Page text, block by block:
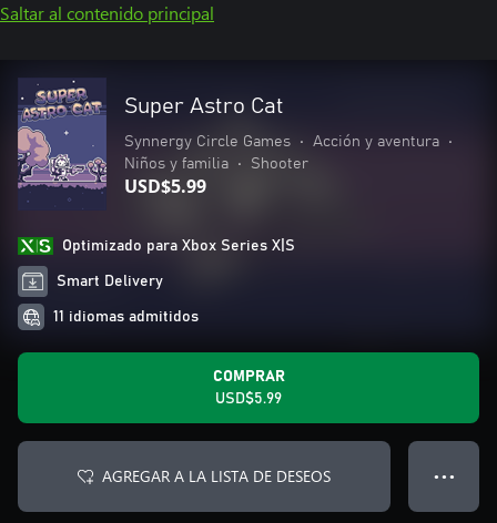
Saltar al contenido principal
Super Astro Cat
Synnergy Circle Games • Acción y aventura
•
Niños y familia
• Shooter
USD$5.99
Optimizado para Xbox Series X|S
Smart Delivery
11 idiomas admitidos
COMPRAR
USD$5.99
AGREGAR A LA LISTA DE DESEOS ● ● ●